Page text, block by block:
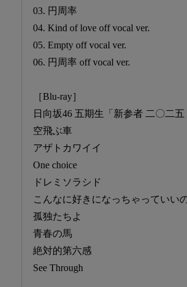
03. 円周率
04. Kind of love off vocal ver.
05. Empty off vocal ver.
06. 円周率 off vocal ver.
［Blu-ray］
日向坂46 五期生「新参者 二〇二
空飛ぶ車
アザトカワイイ
One choice
ドレミソラシド
こんなに好きになっちゃっていい
孤独たちよ
青春の馬
絶対的第六感
See Through